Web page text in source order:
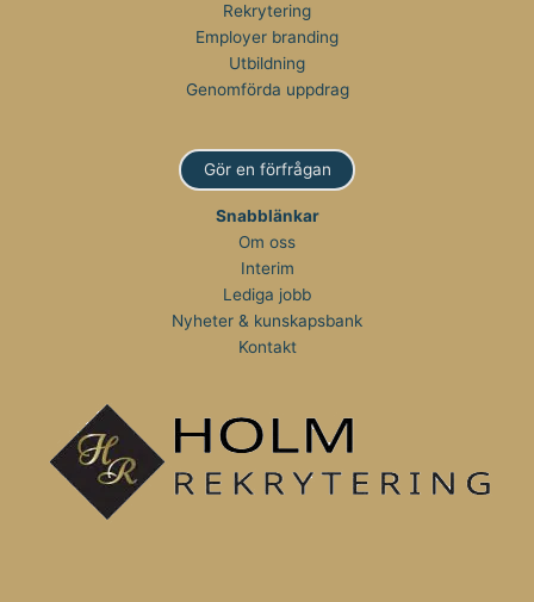
Rekrytering
Employer branding
Utbildning
Genomförda uppdrag
Gör en förfrågan
Snabblänkar
Om oss
Interim
Lediga jobb
Nyheter & kunskapsbank
Kontakt